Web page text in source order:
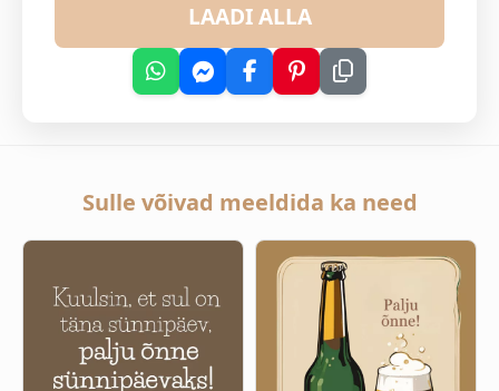
LAADI ALLA
Sulle võivad meeldida ka need